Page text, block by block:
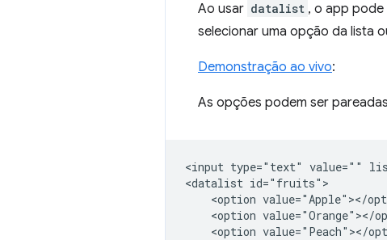
Ao usar datalist , o app pode
selecionar uma opção da lista
Demonstração ao vivo:
As opções podem ser
<input type="text" value=""
<datalist id="fruits">
<option value="Apple"></
<option value="Orange"></
<option value="Peach"></